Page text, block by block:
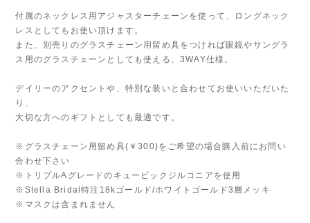
付属のネックレス用アジャスターチェーンを使って、ロングネック
レスとしてもお使い頂けます。
また、別売りのグラスチェーン用留め具をつければ眼鏡やサングラ
ス用のグラスチェーンとしても使える、3WAY仕様。
デイリーのアクセントや、特別な装いと合わせてお使いいただいた
り、
大切な方へのギフトとしても最適です。
※グラスチェーン用留め具(￥300)をご希望の場合購入前にお問い
合わせ下さい
※トリプルAグレードのキュービックジルコニアを使用
※Stella Bridal特注18kゴールド/ホワイトゴールド3層メッキ
※マスクは含まれません